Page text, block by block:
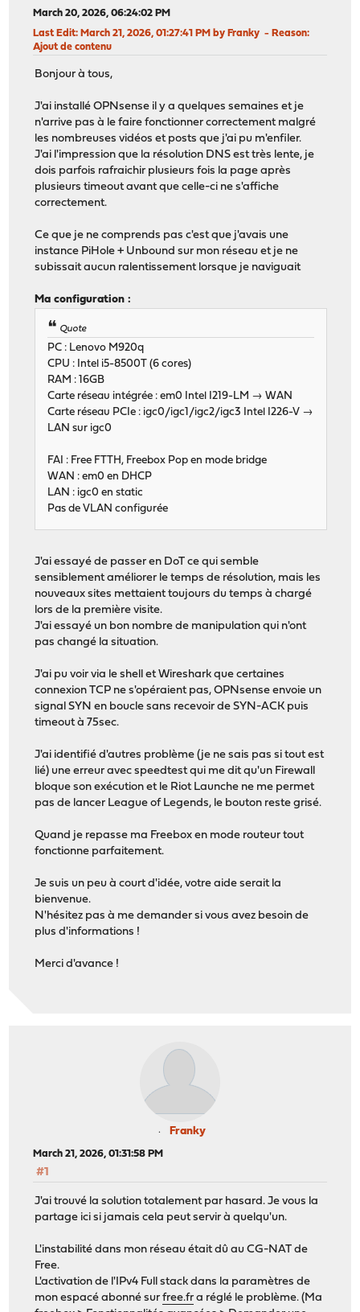
March 20, 2026, 06:24:02 PM
Last Edit: March 21, 2026, 01:27:41 PM by Franky Reason:
Ajout de contenu
Bonjour à tous,
J'ai installé OPNsense il y a quelques semaines et je
n'arrive pas à le faire fonctionner correctement malgré
les nombreuses vidéos et posts que j'ai pu m'enfiler.
J'ai l'impression que la résolution DNS est très lente, je
dois parfois rafraichir plusieurs fois la page après
plusieurs timeout avant que celle-ci ne s'affiche
correctement.
Ce que je ne comprends pas c'est que j'avais une
instance PiHole + Unbound sur mon réseau et je ne
subissait aucun ralentissement lorsque je naviguait
Ma configuration :
Quote
PC : Lenovo M920q
CPU : Intel i5-8500T (6 cores)
RAM : 16GB
Carte réseau intégrée : em0 Intel I219-LM → WAN
Carte réseau PCIe : igc0/igc1/igc2/igc3 Intel I226-V →
LAN sur igc0
FAI : Free FTTH, Freebox Pop en mode bridge
WAN : em0 en DHCP
LAN : igc0 en static
Pas de VLAN configurée
J'ai essayé de passer en DoT ce qui semble
sensiblement améliorer le temps de résolution, mais les
nouveaux sites mettaient toujours du temps à chargé
lors de la première visite.
J'ai essayé un bon nombre de manipulation qui n'ont
pas changé la situation.
J'ai pu voir via le shell et Wireshark que certaines
connexion TCP ne s'opéraient pas, OPNsense envoie un
signal SYN en boucle sans recevoir de SYN-ACK puis
timeout à 75sec.
J'ai identifié d'autres problème (je ne sais pas si tout est
lié) une erreur avec speedtest qui me dit qu'un Firewall
bloque son exécution et le Riot Launche ne me permet
pas de lancer League of Legends, le bouton reste grisé.
Quand je repasse ma Freebox en mode routeur tout
fonctionne parfaitement.
Je suis un peu à court d'idée, votre aide serait la
bienvenue.
N'hésitez pas à me demander si vous avez besoin de
plus d'informations !
Merci d'avance !
Franky
March 21, 2026, 01:31:58 PM
#1
J'ai trouvé la solution totalement par hasard. Je vous la
partage ici si jamais cela peut servir à quelqu'un.
L'instabilité dans mon réseau était dû au CG-NAT de
Free.
L'activation de l'IPv4 Full stack dans la paramètres de
mon espacé abonné surfree.fr a réglé le problème. (Ma